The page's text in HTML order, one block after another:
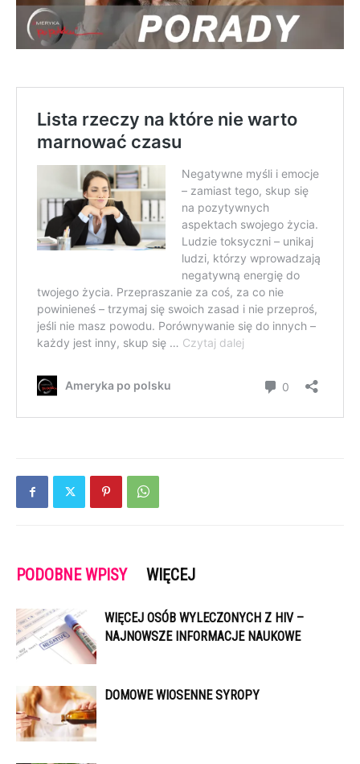
PODOBNE WPISY WIĘCEJ
WIĘCEJ OSÓB WYLECZONYCH Z HIV –
NAJNOWSZE INFORMACJE NAUKOWE
DOMOWE WIOSENNE SYROPY